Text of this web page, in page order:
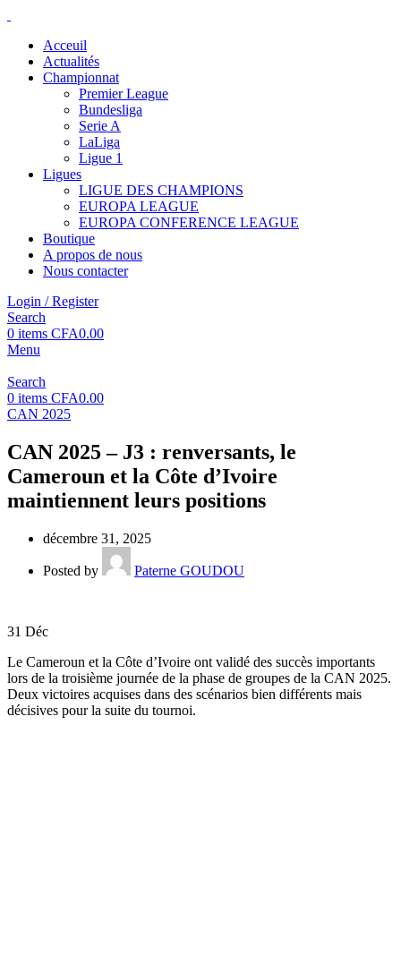
Acceuil
Actualités
Championnat
Premier League
Bundesliga
Serie A
LaLiga
Ligue 1
Ligues
LIGUE DES CHAMPIONS
EUROPA LEAGUE
EUROPA CONFERENCE LEAGUE
Boutique
A propos de nous
Nous contacter
Login / Register
Search
0 items CFA0.00
Menu
Search
0 items CFA0.00
CAN 2025
CAN 2025 – J3 : renversants, le
Cameroun et la Côte d’Ivoire
maintiennent leurs positions
décembre 31, 2025
Posted by Paterne GOUDOU
31 Déc
Le Cameroun et la Côte d’Ivoire ont validé des succès importants
lors de la troisième journée de la phase de groupes de la CAN 2025.
Deux victoires acquises dans des scénarios bien différents mais
décisives pour la suite du tournoi.